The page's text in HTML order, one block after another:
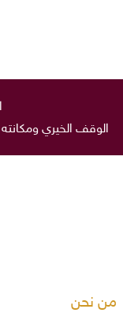
الوقف الخيري
من نحن